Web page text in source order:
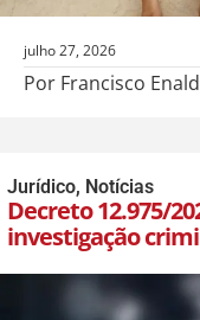
julho 27, 2026
Por Francisco
Jurídico, Notícias
Decreto 12.975/
investigação